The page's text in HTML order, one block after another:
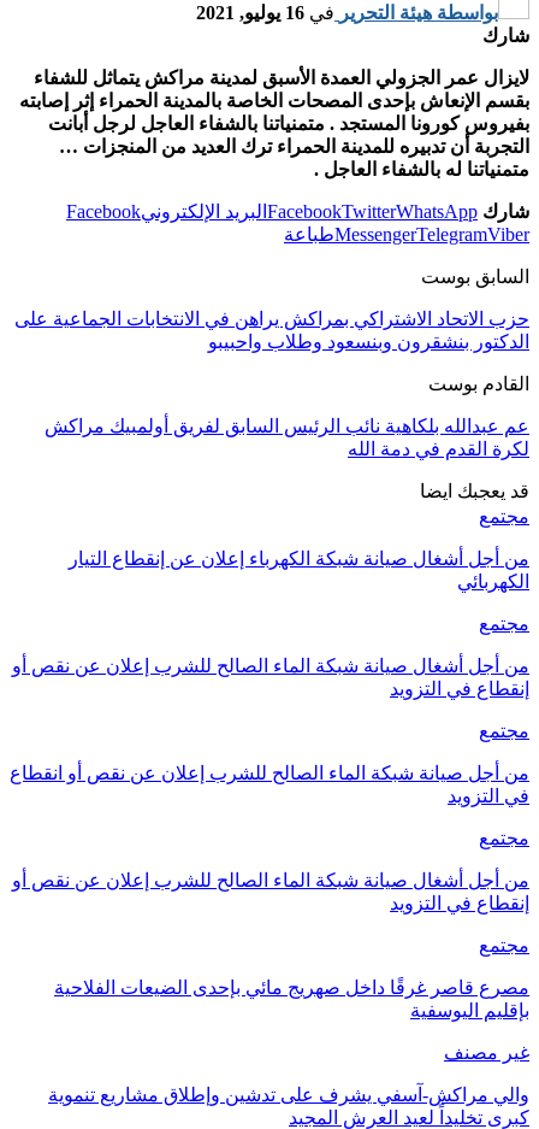
بواسطة هيئة التحرير في 16 يوليو, 2021
شارك
لايزال عمر الجزولي العمدة الأسبق لمدينة مراكش يتماثل للشفاء
بقسم الإنعاش بإحدى المصحات الخاصة بالمدينة الحمراء إثر إصابته
بفيروس كورونا المستجد . متمنياتنا بالشفاء العاجل لرجل أبانت
التجربة أن تدبيره للمدينة الحمراء ترك العديد من المنجزات …
متمنياتنا له بالشفاء العاجل .
شارك FacebookTwitterWhatsApp البريد الإلكترونيFacebook
MessengerTelegramViber طباعة
السابق بوست
حزب الاتحاد الاشتراكي بمراكش يراهن في الانتخابات الجماعية على
الدكتور بنشقرون وبنسعود وطلاب واحبيبو
القادم بوست
عم عبدالله بلكاهية نائب الرئيس السابق لفريق أولمبيك مراكش
لكرة القدم في دمة الله
قد يعجبك ايضا
مجتمع
من أجل أشغال صيانة شبكة الكهرباء إعلان عن إنقطاع التيار
الكهربائي
مجتمع
من أجل أشغال صيانة شبكة الماء الصالح للشرب إعلان عن نقص أو
إنقطاع في التزويد
مجتمع
من أجل صيانة شبكة الماء الصالح للشرب إعلان عن نقص أو انقطاع
في التزويد
مجتمع
من أجل أشغال صيانة شبكة الماء الصالح للشرب إعلان عن نقص أو
إنقطاع في التزويد
مجتمع
مصرع قاصر غرقًا داخل صهريج مائي بإحدى الضيعات الفلاحية
بإقليم اليوسفية
غير مصنف
والي مراكش-آسفي يشرف على تدشين وإطلاق مشاريع تنموية
كبرى تخليداً لعيد العرش المجيد